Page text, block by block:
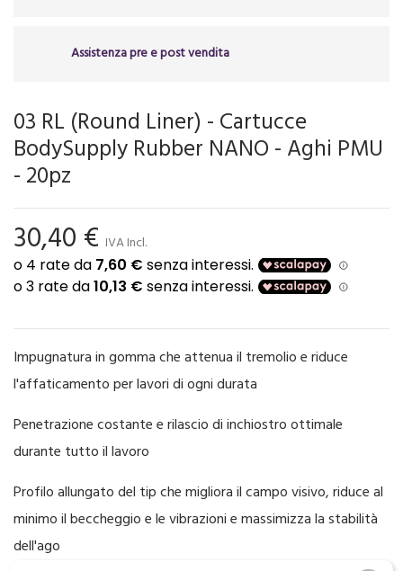
Assistenza pre e post vendita
03 RL (Round Liner) - Cartucce
BodySupply Rubber NANO - Aghi PMU
- 20pz
30,40 € IVA Incl.
Impugnatura in gomma che attenua il tremolio e riduce
l'affaticamento per lavori di ogni durata
Penetrazione costante e rilascio di inchiostro ottimale
durante tutto il lavoro
Profilo allungato del tip che migliora il campo visivo, riduce al
minimo il beccheggio e le vibrazioni e massimizza la stabilità
dell'ago